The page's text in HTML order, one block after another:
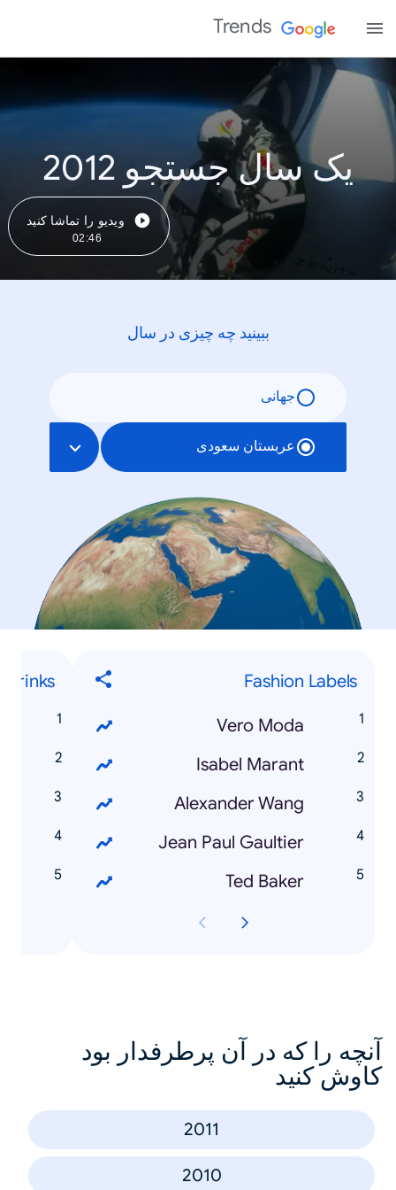
Trends
یک سال جستجو 2012
ویدیو را تماشا کنید
02:46
ببینید چه چیزی در سال
جهانی
عربستان سعودی
Fashion Labels
Vero Moda
Isabel Marant
Alexander Wang
Jean Paul Gaultier
Ted Baker
Drinks
آنچه را که در آن پرطرفدار بود
کاوش کنید
2011
2010